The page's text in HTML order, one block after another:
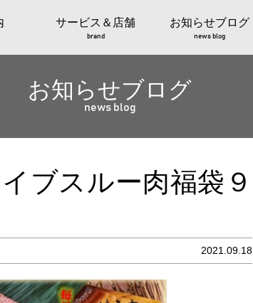
サービス＆店舗
brand
お知らせブログ
news blog
お知らせブログ
news blog
ブスルー肉福袋９
2021.09.18